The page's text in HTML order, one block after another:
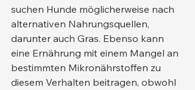
suchen Hunde möglicherweise nach
alternativen Nahrungsquellen,
darunter auch Gras. Ebenso kann
eine Ernährung mit einem Mangel an
bestimmten Mikronährstoffen zu
diesem Verhalten beitragen, obwohl